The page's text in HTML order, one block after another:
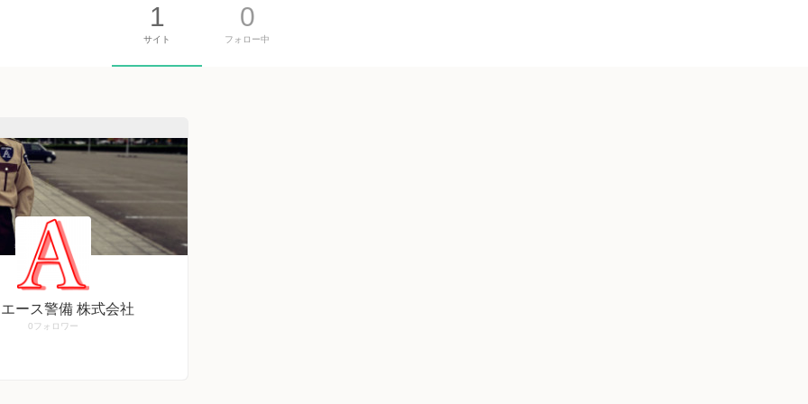
1
サイト
0
フォロー中
ース警備 株式会社
0フォロワー